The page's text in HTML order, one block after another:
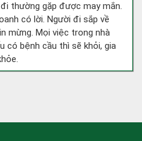
thường gặp được may mắn.
có lời. Người đi sắp về
mừng. Mọi việc trong nhà
có bệnh cầu thì sẽ khỏi, gia